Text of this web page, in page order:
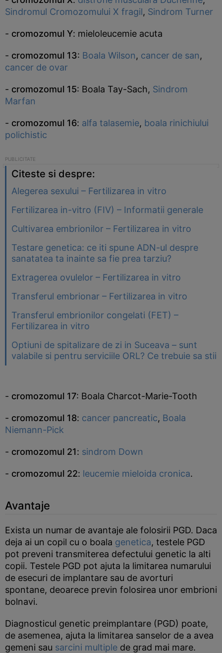
Sindromul Cromozomului X fragil, Sindrom Turner
- cromozomul Y: mieloleucemie acuta
- cromozomul 13: Boala Wilson, cancer de san,
cancer de ovar
- cromozomul 15: Boala Tay-Sach, Sindrom
Marfan
- cromozomul 16: alfa talasemie, boala rinichiului
polichistic
Citeste si despre:
Alegerea sexului – Fertilizarea in vitro
Fertilizarea in-vitro (FIV) – Informatii generale
Cultivarea embrionilor – Fertilizarea in vitro
Testare genetica: ce iti spune ADN-ul despre
sanatatea ta inainte sa fie prea tarziu?
Extragerea ovulelor – Fertilizarea in vitro
Transferul embrionar – Fertilizarea in vitro
Transferul embrionilor congelati (FET) –
Fertilizarea in vitro
Optiuni de spitalizare de zi in Suceava – sunt
valabile si pentru serviciile ORL? Ce trebuie sa stii
- cromozomul 17: Boala Charcot-Marie-Tooth
- cromozomul 18: cancer pancreatic, Boala
Niemann-Pick
- cromozomul 21: sindrom Down
- cromozomul 22: leucemie mieloida cronica.
Avantaje
Exista un numar de avantaje ale folosirii PGD. Daca
deja ai un copil cu o boala genetica, testele PGD
pot preveni transmiterea defectului genetic la alti
copii. Testele PGD pot ajuta la limitarea numarului
de esecuri de implantare sau de avorturi
spontane, deoarece previn folosirea unor embrioni
bolnavi.
Diagnosticul genetic preimplantare (PGD) poate,
de asemenea, ajuta la limitarea sanselor de a avea
gemeni sau sarcini multiple de grad mai mare.